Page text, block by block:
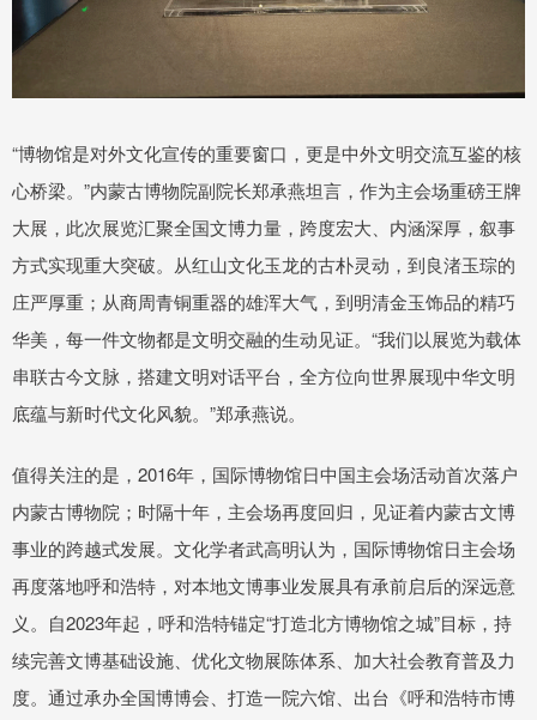
“博物馆是对外文化宣传的重要窗口，更是中外文明交流互鉴的核
心桥梁。”内蒙古博物院副院长郑承燕坦言，作为主会场重磅王牌
大展，此次展览汇聚全国文博力量，跨度宏大、内涵深厚，叙事
方式实现重大突破。从红山文化玉龙的古朴灵动，到良渚玉琮的
庄严厚重；从商周青铜重器的雄浑大气，到明清金玉饰品的精巧
华美，每一件文物都是文明交融的生动见证。“我们以展览为载体
串联古今文脉，搭建文明对话平台，全方位向世界展现中华文明
底蕴与新时代文化风貌。”郑承燕说。
值得关注的是，2016年，国际博物馆日中国主会场活动首次落户
内蒙古博物院；时隔十年，主会场再度回归，见证着内蒙古文博
事业的跨越式发展。文化学者武高明认为，国际博物馆日主会场
再度落地呼和浩特，对本地文博事业发展具有承前启后的深远意
义。自2023年起，呼和浩特锚定“打造北方博物馆之城”目标，持
续完善文博基础设施、优化文物展陈体系、加大社会教育普及力
度。通过承办全国博博会、打造一院六馆、出台《呼和浩特市博